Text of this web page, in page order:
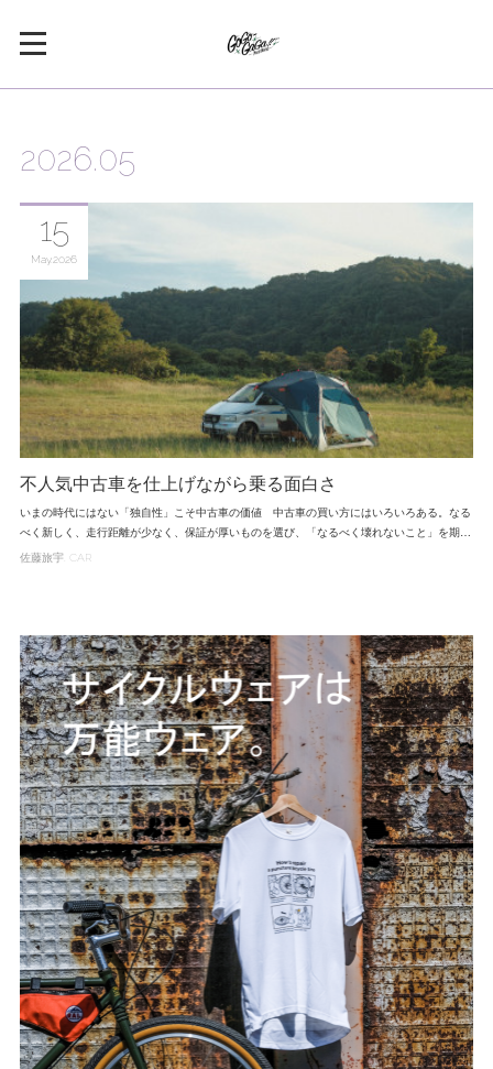
2026.05
不人気中古車を仕上げながら乗る面白さ
いまの時代にはない「独自性」こそ中古車の価値 中古車の買い方にはいろいろある。なる
べく新しく、走行距離が少なく、保証が厚いものを選び、「なるべく壊れないこと」を期…
15
May 2026
佐藤旅宇 CAR